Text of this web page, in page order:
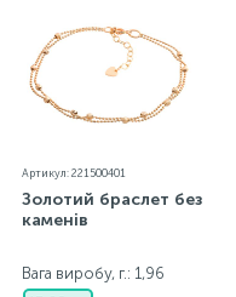
Артикул: 221500401
Золотий браслет без
каменів
Вага виробу, г.: 1,96